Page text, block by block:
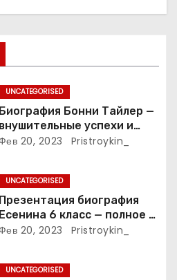
UNCATEGORISED
Биография Бонни Тайлер —
внушительные успехи и
подробности
20, 2023 Pristroykin_
UNCATEGORISED
Презентация биография
Есенина 6 класс — полное и
описание жизни
20, 2023 Pristroykin_
UNCATEGORISED